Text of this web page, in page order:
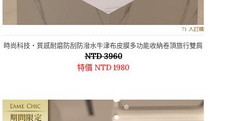
71 人訂購
時尚科技‧質感耐磨防刮防潑水牛津布皮膜多功能收納卷頂旅行雙肩
包／露營登山包／17吋電腦包
NTD 3960
特價 NTD 1980